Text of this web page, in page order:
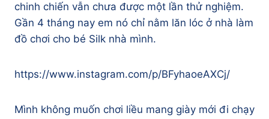
chinh chiến vẫn chưa được một lần thử nghiệm.
Gần 4 tháng nay em nó chỉ nằm lăn lóc ở nhà làm
đồ chơi cho bé Silk nhà mình.
https://www.instagram.com/p/BFyhaoeAXCj/
Mình không muốn chơi liều mang giày mới đi chạy